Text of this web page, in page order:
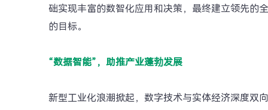
础实现丰富的数智化应用和决策，最终建立领先的
的目标。
“数据智能”，助推产业蓬勃发展
新型工业化浪潮掀起，数字技术与实体经济深度双